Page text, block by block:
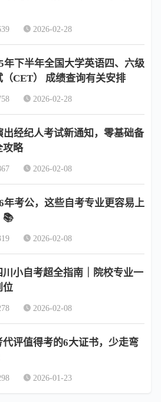
2026-02-28
年下半年全国大学英语四、六级
（CET） 成绩查询有关安排
2026-02-28
出经纪人考试新通知，零基础备
攻略
2026-02-08
年考公，这些自考专业更容易上
📚
2026-02-08
川小自考超全指南｜院校专业一
位
2026-02-08
代评值得考的6大证书，少走弯
2026-01-23